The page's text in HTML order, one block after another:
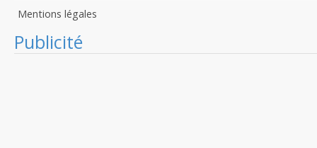
Mentions légales
Publicité